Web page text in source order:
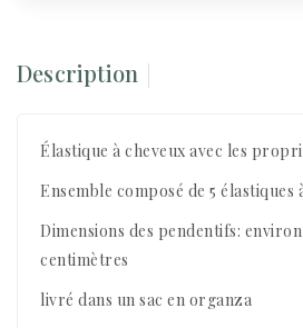
Description
Élastique à cheveux avec les
Ensemble composé de 5 élastiques
Dimensions des pendentifs:
centimètres
livré dans un sac en organza